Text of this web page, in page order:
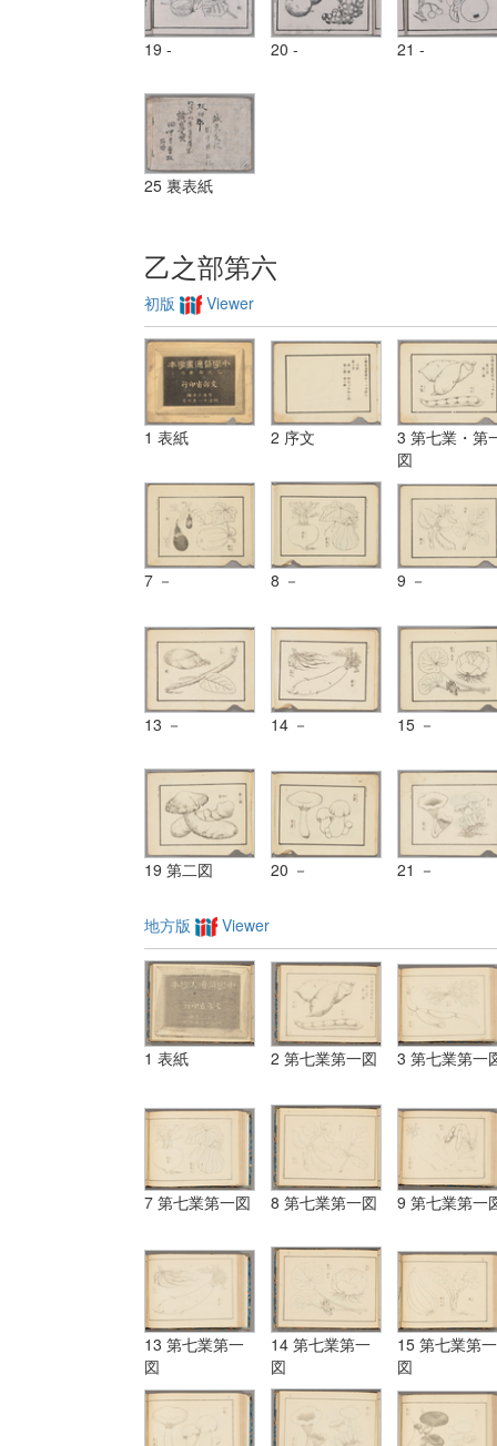
19 - 20 - 21 -
25 裏表紙
乙之部第六
初版 Viewer
1 表紙 2 序文
3 第七業・第
図
7 － 8 － 9 －
13 － 14 － 15 －
19 第二図 20 － 21 －
地方版 Viewer
1 表紙 2 第七業第一図 3 第七業第一
7 第七業第一図 8 第七業第一図 9 第七業第一
13 第七業第一
図
14 第七業第一
図
15 第七業第一
図